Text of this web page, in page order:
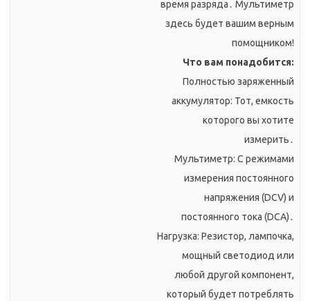
время разряда․ Мультиметр
здесь будет вашим верным
помощником!
Что вам понадобится:
Полностью заряженный
аккумулятор: Тот, емкость
которого вы хотите
измерить․
Мультиметр: С режимами
измерения постоянного
напряжения (DCV) и
постоянного тока (DCA)․
Нагрузка: Резистор, лампочка,
мощный светодиод или
любой другой компонент,
который будет потреблять